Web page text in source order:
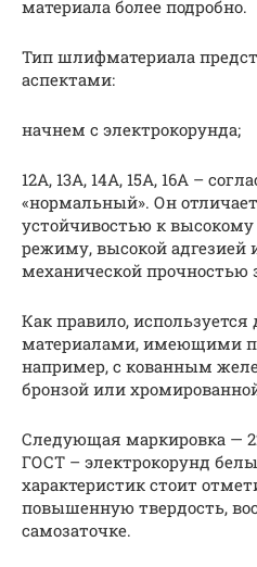
материала более подробно.
Тип шлифматериала
аспектами:
начнем с электрокорунда;
12А, 13А, 14А, 15А, 16А –
«нормальный». Он
устойчивостью к
режиму, высокой адгезией
механической прочностью
Как правило, используется
материалами, имеющими
например, с кованным
бронзой или
Следующая маркировка —
ГОСТ – электрокорунд
характеристик стоит
повышенную твердость,
самозаточке.